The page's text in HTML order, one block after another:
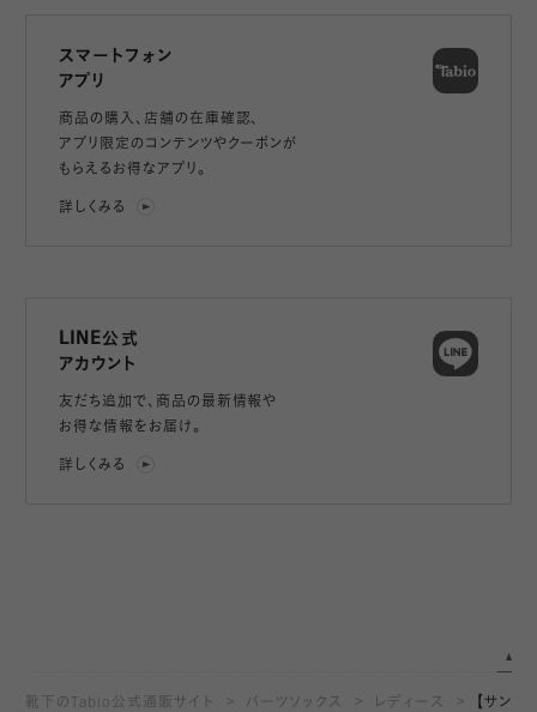
スマートフォン
アプリ
商品の購入、店舗の在庫確認、
アプリ限定のコンテンツやクーポンが
もらえるお得なアプリ。
詳しくみる
LINE公式
アカウント
友だち追加で、 商品の最新情報や
お得な情報をお届け。
詳しくみる
靴下のTabio公式通販サイト パーツソックス レディース
【サン